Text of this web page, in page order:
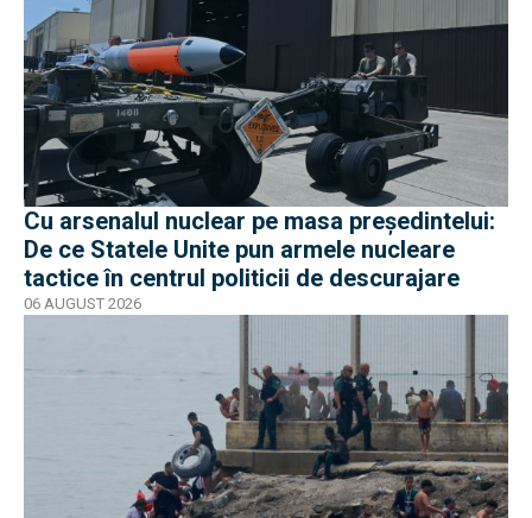
Cu arsenalul nuclear pe masa preşedintelui:
De ce Statele Unite pun armele nucleare
tactice în centrul politicii de descurajare
06 AUGUST 2026